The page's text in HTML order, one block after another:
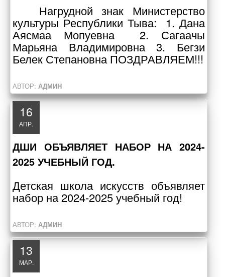
Нагрудной знак Министерство
культуры Республики Тыва: 1. Дана
Аясмаа Мопуевна 2. Сагаачы
Марьяна Владимировна 3. Бегзи
Белек Степановна ПОЗДРАВЛЯЕМ!!!
АВТОР: АДМИН
16
АПР.
ДШИ ОБЪЯВЛЯЕТ НАБОР НА 2024-
2025 УЧЕБНЫЙ ГОД.
Детская школа искусств объявляет
набор на 2024-2025 учебный год!
АВТОР: АДМИН
13
МАР.